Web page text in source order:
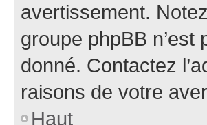
avertissement.
groupe phpBB n’est
donné. Contactez
raisons de votre
Haut